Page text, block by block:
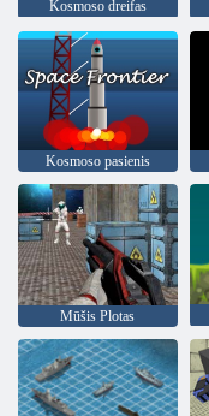
Kosmoso dreifas
Kosmoso pasienis
Mūšis Plotas